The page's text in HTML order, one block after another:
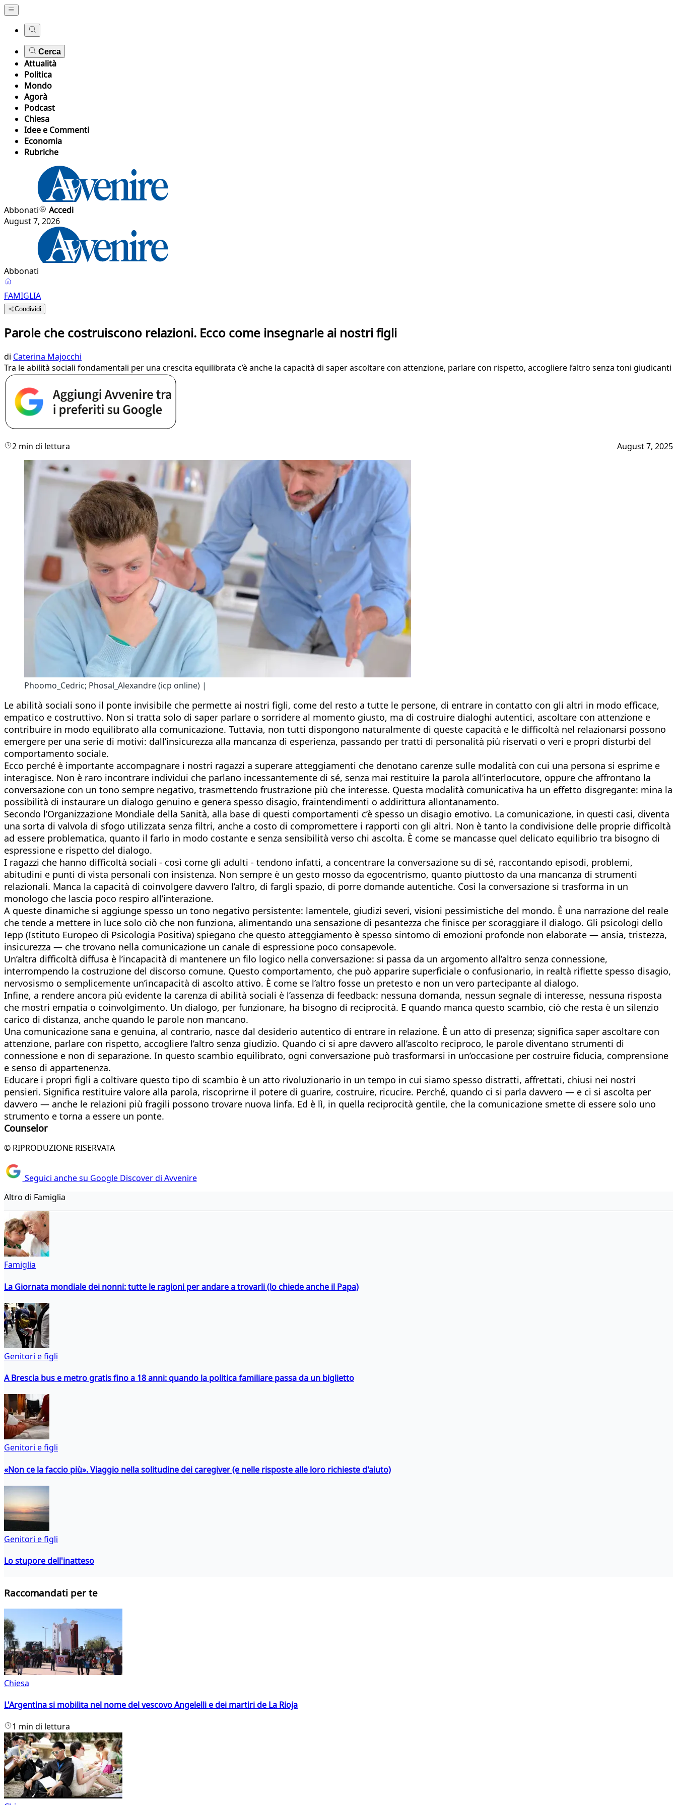
Cerca
Attualità
Politica
Mondo
Agorà
Podcast
Chiesa
Idee e Commenti
Economia
Rubriche
Abbonati
Accedi
August 7, 2026
Abbonati
FAMIGLIA
Condividi
Parole che costruiscono relazioni. Ecco come insegnarle ai nostri figli
di Caterina Majocchi
Tra le abilità sociali fondamentali per una crescita equilibrata c’è anche la capacità di saper ascoltare con attenzione, parlare con rispetto, accogliere l’altro senza toni giudicanti
2 min di lettura August 7, 2025
Phoomo_Cedric; Phosal_Alexandre (icp online) |
Le abilità sociali sono il ponte invisibile che permette ai nostri figli, come del resto a tutte le persone, di entrare in contatto con gli altri in modo efficace,
empatico e costruttivo. Non si tratta solo di saper parlare o sorridere al momento giusto, ma di costruire dialoghi autentici, ascoltare con attenzione e
contribuire in modo equilibrato alla comunicazione. Tuttavia, non tutti dispongono naturalmente di queste capacità e le difficoltà nel relazionarsi possono
emergere per una serie di motivi: dall’insicurezza alla mancanza di esperienza, passando per tratti di personalità più riservati o veri e propri disturbi del
comportamento sociale.
Ecco perché è importante accompagnare i nostri ragazzi a superare atteggiamenti che denotano carenze sulle modalità con cui una persona si esprime e
interagisce. Non è raro incontrare individui che parlano incessantemente di sé, senza mai restituire la parola all’interlocutore, oppure che affrontano la
conversazione con un tono sempre negativo, trasmettendo frustrazione più che interesse. Questa modalità comunicativa ha un effetto disgregante: mina la
possibilità di instaurare un dialogo genuino e genera spesso disagio, fraintendimenti o addirittura allontanamento.
Secondo l’Organizzazione Mondiale della Sanità, alla base di questi comportamenti c’è spesso un disagio emotivo. La comunicazione, in questi casi, diventa
una sorta di valvola di sfogo utilizzata senza filtri, anche a costo di compromettere i rapporti con gli altri. Non è tanto la condivisione delle proprie difficoltà
ad essere problematica, quanto il farlo in modo costante e senza sensibilità verso chi ascolta. È come se mancasse quel delicato equilibrio tra bisogno di
espressione e rispetto del dialogo.
I ragazzi che hanno difficoltà sociali - così come gli adulti - tendono infatti, a concentrare la conversazione su di sé, raccontando episodi, problemi,
abitudini e punti di vista personali con insistenza. Non sempre è un gesto mosso da egocentrismo, quanto piuttosto da una mancanza di strumenti
relazionali. Manca la capacità di coinvolgere davvero l’altro, di fargli spazio, di porre domande autentiche. Così la conversazione si trasforma in un
monologo che lascia poco respiro all’interazione.
A queste dinamiche si aggiunge spesso un tono negativo persistente: lamentele, giudizi severi, visioni pessimistiche del mondo. È una narrazione del reale
che tende a mettere in luce solo ciò che non funziona, alimentando una sensazione di pesantezza che finisce per scoraggiare il dialogo. Gli psicologi dello
Iepp (Istituto Europeo di Psicologia Positiva) spiegano che questo atteggiamento è spesso sintomo di emozioni profonde non elaborate — ansia, tristezza,
insicurezza — che trovano nella comunicazione un canale di espressione poco consapevole.
Un’altra difficoltà diffusa è l’incapacità di mantenere un filo logico nella conversazione: si passa da un argomento all’altro senza connessione,
interrompendo la costruzione del discorso comune. Questo comportamento, che può apparire superficiale o confusionario, in realtà riflette spesso disagio,
nervosismo o semplicemente un’incapacità di ascolto attivo. È come se l’altro fosse un pretesto e non un vero partecipante al dialogo.
Infine, a rendere ancora più evidente la carenza di abilità sociali è l’assenza di feedback: nessuna domanda, nessun segnale di interesse, nessuna risposta
che mostri empatia o coinvolgimento. Un dialogo, per funzionare, ha bisogno di reciprocità. E quando manca questo scambio, ciò che resta è un silenzio
carico di distanza, anche quando le parole non mancano.
Una comunicazione sana e genuina, al contrario, nasce dal desiderio autentico di entrare in relazione. È un atto di presenza; significa saper ascoltare con
attenzione, parlare con rispetto, accogliere l’altro senza giudizio. Quando ci si apre davvero all’ascolto reciproco, le parole diventano strumenti di
connessione e non di separazione. In questo scambio equilibrato, ogni conversazione può trasformarsi in un’occasione per costruire fiducia, comprensione
e senso di appartenenza.
Educare i propri figli a coltivare questo tipo di scambio è un atto rivoluzionario in un tempo in cui siamo spesso distratti, affrettati, chiusi nei nostri
pensieri. Significa restituire valore alla parola, riscoprirne il potere di guarire, costruire, ricucire. Perché, quando ci si parla davvero — e ci si ascolta per
davvero — anche le relazioni più fragili possono trovare nuova linfa. Ed è lì, in quella reciprocità gentile, che la comunicazione smette di essere solo uno
strumento e torna a essere un ponte.
Counselor
© RIPRODUZIONE RISERVATA
Seguici anche su Google Discover di Avvenire
Altro di Famiglia
Famiglia
La Giornata mondiale dei nonni: tutte le ragioni per andare a trovarli (lo chiede anche il Papa)
Genitori e figli
A Brescia bus e metro gratis fino a 18 anni: quando la politica familiare passa da un biglietto
Genitori e figli
«Non ce la faccio più». Viaggio nella solitudine dei caregiver (e nelle risposte alle loro richieste d'aiuto)
Genitori e figli
Lo stupore dell'inatteso
Raccomandati per te
Chiesa
L'Argentina si mobilita nel nome del vescovo Angelelli e dei martiri de La Rioja
1 min di lettura